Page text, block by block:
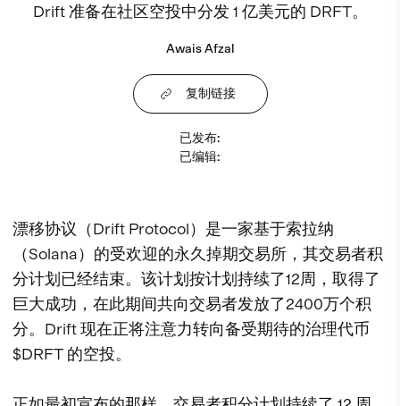
Drift 准备在社区空投中分发 1 亿美元的 DRFT。
Awais Afzal
复制链接
已发布:
已编辑:
漂移协议（Drift Protocol）是一家基于索拉纳
（Solana）的受欢迎的永久掉期交易所，其交易者积
分计划已经结束。该计划按计划持续了12周，取得了
巨大成功，在此期间共向交易者发放了2400万个积
分。Drift 现在正将注意力转向备受期待的治理代币
$DRFT 的空投。